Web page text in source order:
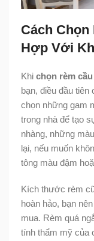
Cách Chọn
Hợp Với
Khi chọn rèm
bạn, điều đầu
chọn những gam
trong nhà để tạo
nhàng, những
lại, nếu muốn
tông màu đậm
Kích thước rèm
hoàn hảo, bạn
mua. Rèm quá
tính thẩm mỹ của